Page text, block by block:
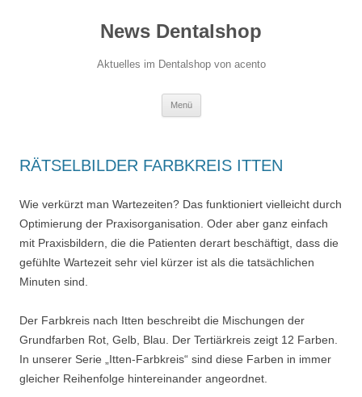
News Dentalshop
Aktuelles im Dentalshop von acento
Menü
RÄTSELBILDER FARBKREIS ITTEN
Wie verkürzt man Wartezeiten? Das funktioniert vielleicht durch
Optimierung der Praxisorganisation. Oder aber ganz einfach
mit Praxisbildern, die die Patienten derart beschäftigt, dass die
gefühlte Wartezeit sehr viel kürzer ist als die tatsächlichen
Minuten sind.
Der Farbkreis nach Itten beschreibt die Mischungen der
Grundfarben Rot, Gelb, Blau. Der Tertiärkreis zeigt 12 Farben.
In unserer Serie „Itten-Farbkreis“ sind diese Farben in immer
gleicher Reihenfolge hintereinander angeordnet.